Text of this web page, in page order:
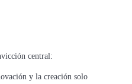
central:
y la creación solo